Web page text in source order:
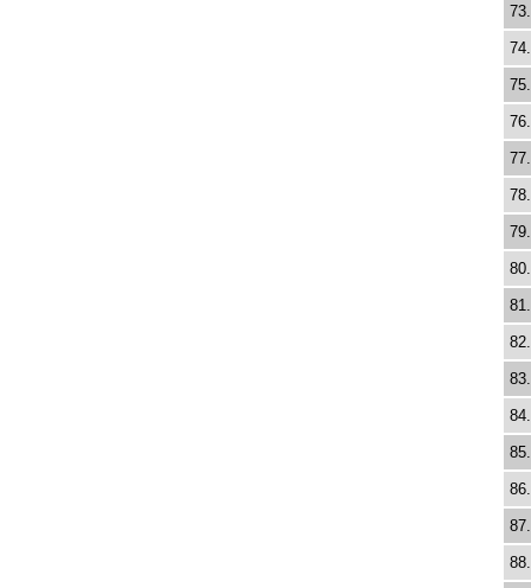
73.
74.
75.
76.
77.
78.
79.
80.
81.
82.
83.
84.
85.
86.
87.
88.